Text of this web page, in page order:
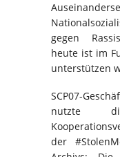
gegen
heute ist im
unterstützen
SCP07-
nutzte
der